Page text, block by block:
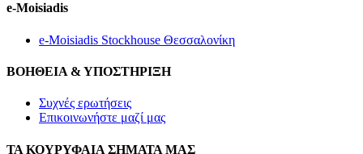
e-Moisiadis
e-Moisiadis Stockhouse Θεσσαλονίκη
ΒΟΗΘΕΙΑ & ΥΠΟΣΤΗΡΙΞΗ
Συχνές ερωτήσεις
Επικοινωνήστε μαζί μας
ΤΑ ΚΟΥΡΥΦΑΙΑ ΣΗΜΑΤΑ ΜΑΣ